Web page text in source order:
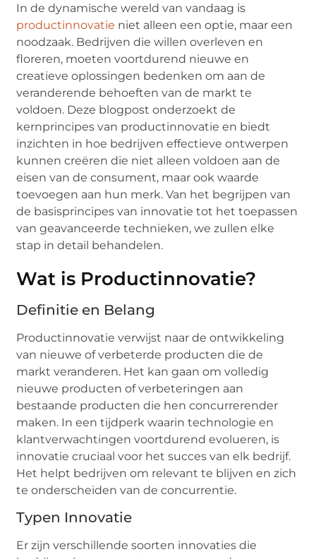
In de dynamische wereld van vandaag is
productinnovatie niet alleen een optie, maar een
noodzaak. Bedrijven die willen overleven en
floreren, moeten voortdurend nieuwe en
creatieve oplossingen bedenken om aan de
veranderende behoeften van de markt te
voldoen. Deze blogpost onderzoekt de
kernprincipes van productinnovatie en biedt
inzichten in hoe bedrijven effectieve ontwerpen
kunnen creëren die niet alleen voldoen aan de
eisen van de consument, maar ook waarde
toevoegen aan hun merk. Van het begrijpen van
de basisprincipes van innovatie tot het toepassen
van geavanceerde technieken, we zullen elke
stap in detail behandelen.
Wat is Productinnovatie?
Definitie en Belang
Productinnovatie verwijst naar de ontwikkeling
van nieuwe of verbeterde producten die de
markt veranderen. Het kan gaan om volledig
nieuwe producten of verbeteringen aan
bestaande producten die hen concurrerender
maken. In een tijdperk waarin technologie en
klantverwachtingen voortdurend evolueren, is
innovatie cruciaal voor het succes van elk bedrijf.
Het helpt bedrijven om relevant te blijven en zich
te onderscheiden van de concurrentie.
Typen Innovatie
Er zijn verschillende soorten innovaties die